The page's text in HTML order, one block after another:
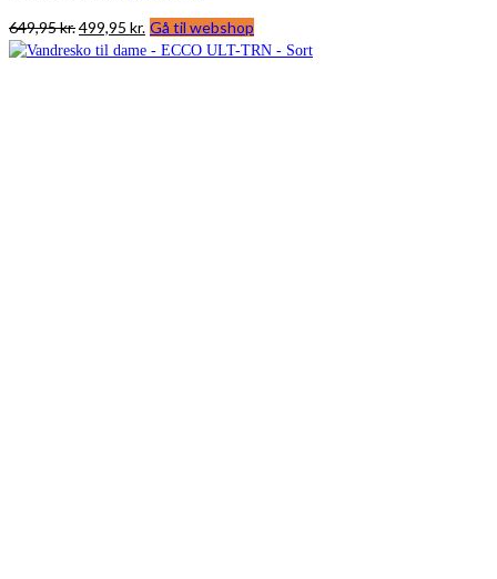
649,95kr.Den
oprindelige
499,95 kr. Den
aktuelle
Gå til webshop